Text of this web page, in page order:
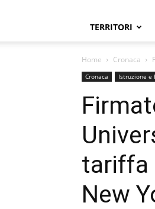
TERRITORI
Home Cronaca
Cronaca Istruzione e
tariffa
New